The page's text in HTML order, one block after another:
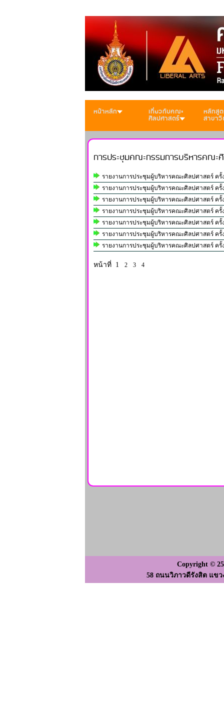
หน้าหลัก เกี่ยวกับคณะ
ศิลปศาสตร์
หลักสูต
สาขา
การประชุมคณะกรรมการบริหารคณะ
รายงานการประชุมผู้บริหารคณะศิลปศาสตร์ ครั้ง
รายงานการประชุมผู้บริหารคณะศิลปศาสตร์ ครั้ง
รายงานการประชุมผู้บริหารคณะศิลปศาสตร์ ครั้ง
รายงานการประชุมผู้บริหารคณะศิลปศาสตร์ ครั้ง
รายงานการประชุมผู้บริหารคณะศิลปศาสตร์ ครั้ง
รายงานการประชุมผู้บริหารคณะศิลปศาสตร์ ครั้ง
รายงานการประชุมผู้บริหารคณะศิลปศาสตร์ ครั้ง
หน้าที่ 1 2 3 4
Copyright ©
58 ถนนวิภาวดีรังสิต แขว